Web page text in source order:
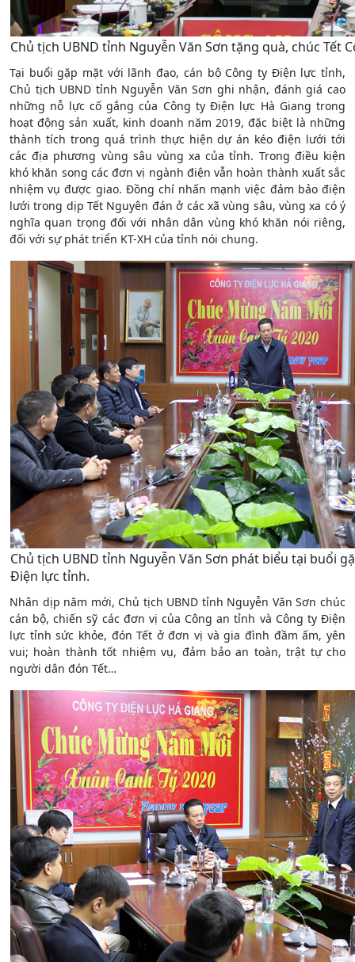
Chủ tịch UBND tỉnh Nguyễn Văn Sơn tặng quà, chúc Tết
Tại buổi gặp mặt với lãnh đạo, cán bộ Công ty Điện lực tỉnh,
Chủ tịch UBND tỉnh Nguyễn Văn Sơn ghi nhận, đánh giá cao
những nỗ lực cố gắng của Công ty Điện lực Hà Giang trong
hoạt động sản xuất, kinh doanh năm 2019, đặc biệt là những
thành tích trong quá trình thực hiện dự án kéo điện lưới tới
các địa phương vùng sâu vùng xa của tỉnh. Trong điều kiện
khó khăn song các đơn vị ngành điện vẫn hoàn thành xuất sắc
nhiệm vụ được giao. Đồng chí nhấn mạnh việc đảm bảo điện
lưới trong dịp Tết Nguyên đán ở các xã vùng sâu, vùng xa có ý
nghĩa quan trọng đối với nhân dân vùng khó khăn nói riêng,
đối với sự phát triển KT-XH của tỉnh nói chung.
Chủ tịch UBND tỉnh Nguyễn Văn Sơn phát biểu tại buổi
Điện lực tỉnh.
Nhân dịp năm mới, Chủ tịch UBND tỉnh Nguyễn Văn Sơn chúc
cán bộ, chiến sỹ các đơn vị của Công an tỉnh và Công ty Điện
lực tỉnh sức khỏe, đón Tết ở đơn vị và gia đình đầm ấm, yên
vui; hoàn thành tốt nhiệm vụ, đảm bảo an toàn, trật tự cho
người dân đón Tết…